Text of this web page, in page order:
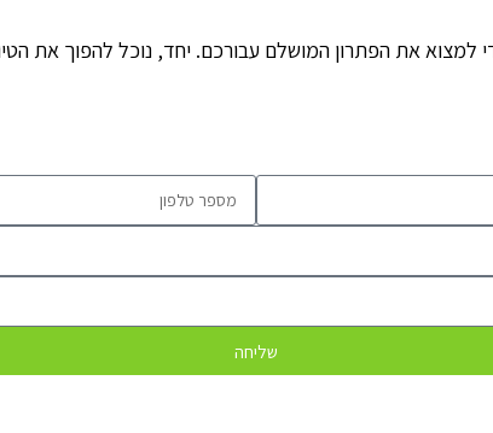
את הפתרון המושלם עבורכם. יחד, נוכל להפוך את
שליחה